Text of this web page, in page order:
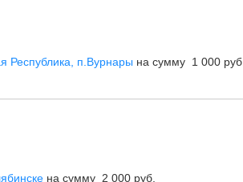
Республика, п.Вурнары на сумму 1 000 руб.
на сумму 2 000 руб.